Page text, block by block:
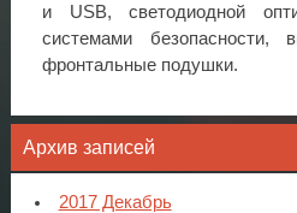
и USB, светодиодной
системами
фронтальные подушки.
Архив записей
2017 Декабрь